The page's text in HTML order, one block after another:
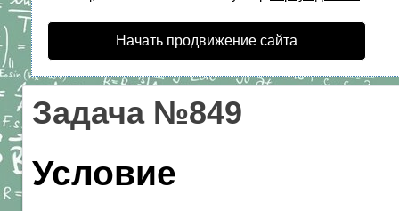
Начать продвижение сайта
Задача №849
Условие